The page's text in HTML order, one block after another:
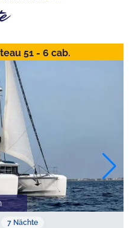
51 - 6 cab.
7 Nächte